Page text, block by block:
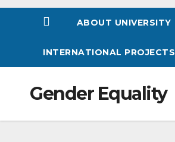
ABOUT UNIVERSITY
INTERNATIONAL PROJECTS
Gender Equality